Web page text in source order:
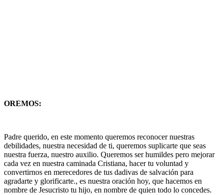
OREMOS:
Padre querido, en este momento queremos reconocer nuestras
debilidades, nuestra necesidad de ti, queremos suplicarte que seas
nuestra fuerza, nuestro auxilio. Queremos ser humildes pero mejorar
cada vez en nuestra caminada Cristiana, hacer tu voluntad y
convertirnos en merecedores de tus dadivas de salvación para
agradarte y glorificarte., es nuestra oración hoy, que hacemos en
nombre de Jesucristo tu hijo, en nombre de quien todo lo concedes.